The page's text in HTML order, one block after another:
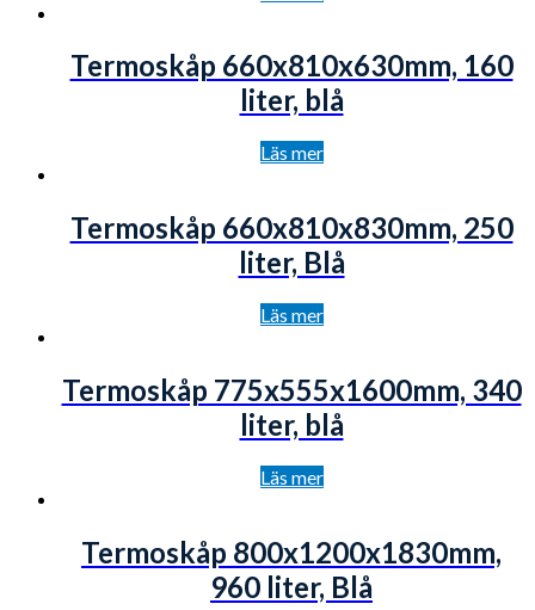
Termoskåp 660x810x630mm, 160
liter, blå
Läs mer
Termoskåp 660x810x830mm, 250
liter, Blå
Läs mer
Termoskåp 775x555x1600mm, 340
liter, blå
Läs mer
Termoskåp 800x1200x1830mm,
960 liter, Blå